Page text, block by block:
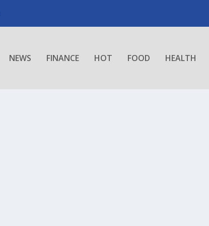
NEWS FINANCE HOT FOOD HEALTH